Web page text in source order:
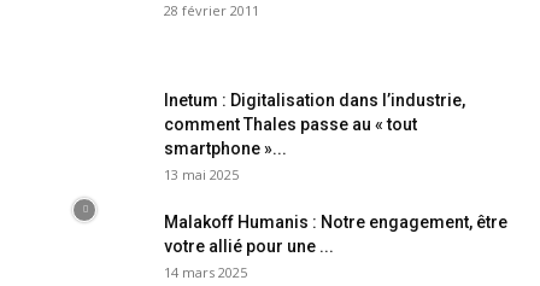
28 février 2011
Inetum : Digitalisation dans l’industrie,
comment Thales passe au « tout
smartphone »...
13 mai 2025
Malakoff Humanis : Notre engagement, être
votre allié pour une ...
14 mars 2025